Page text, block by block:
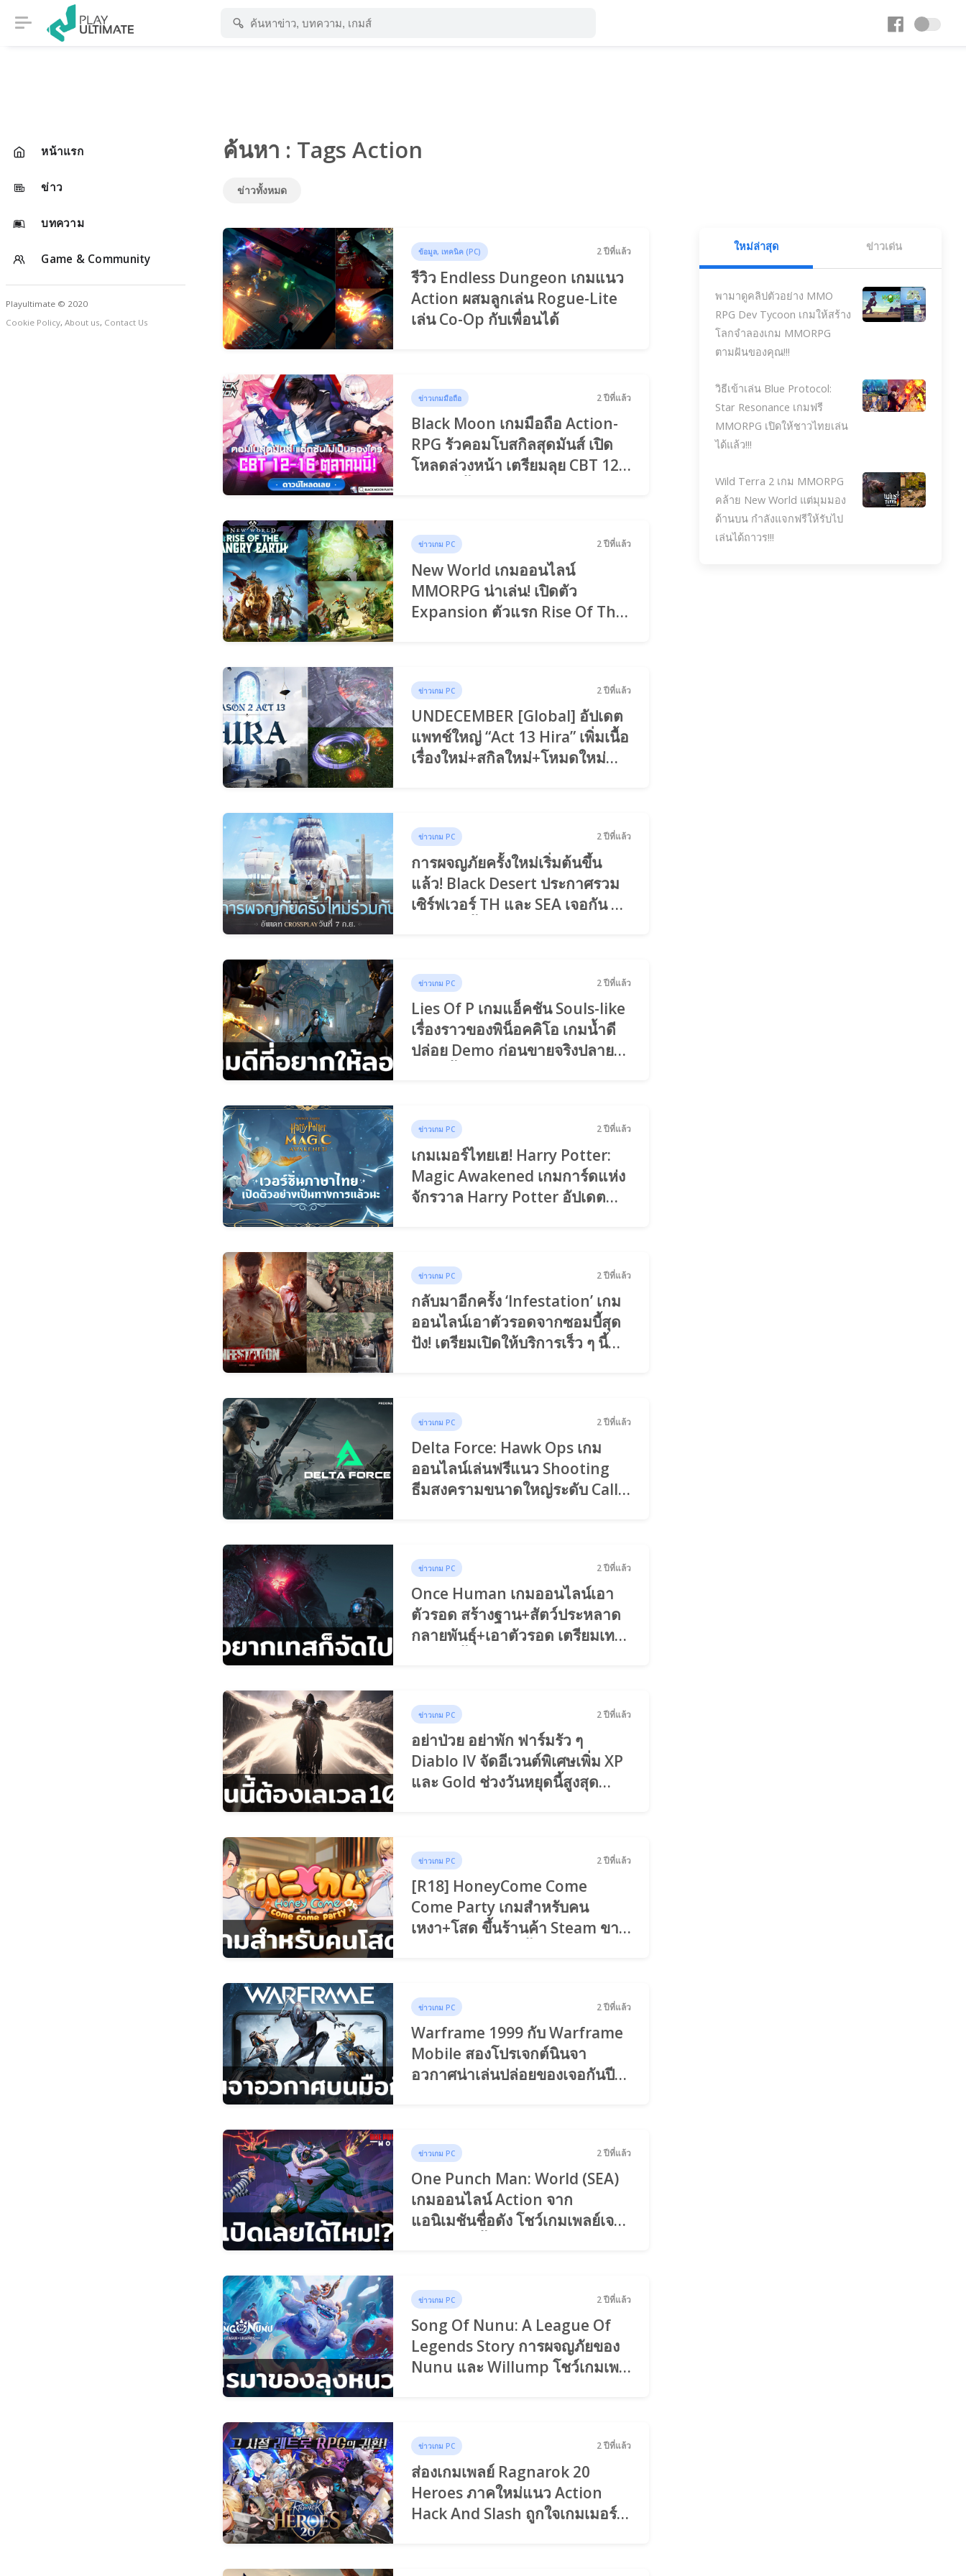
หน้าแรก
ข่าว
บทความ
Game & Community
Playultimate © 2020
Cookie Policy, About us, Contact Us
ค้นหา : Tags Action
ข่าวทั้งหมด
ข้อมูล, เทคนิค (PC) 2 ปีที่แล้ว
รีวิว Endless Dungeon เกมแนว
Action ผสมลูกเล่น Rogue-Lite
เล่น Co-Op กับเพื่อนได้
ข่าวเกมมือถือ 2 ปีที่แล้ว
Black Moon เกมมือถือ Action-
RPG รัวคอมโบสกิลสุดมันส์ เปิด
โหลดล่วงหน้า เตรียมลุย CBT 12 -
ข่าวเกม PC 2 ปีที่แล้ว
New World เกมออนไลน์
MMORPG น่าเล่น! เปิดตัว
Expansion ตัวแรก Rise Of The
ข่าวเกม PC 2 ปีที่แล้ว
UNDECEMBER [Global] อัปเดต
แพทช์ใหญ่ “Act 13 Hira” เพิ่มเนื้อ
เรื่องใหม่+สกิลใหม่+โหมดใหม่
ข่าวเกม PC 2 ปีที่แล้ว
การผจญภัยครั้งใหม่เริ่มต้นขึ้น
แล้ว! Black Desert ประกาศรวม
เซิร์ฟเวอร์ TH และ SEA เจอกัน 7
ข่าวเกม PC 2 ปีที่แล้ว
Lies Of P เกมแอ็คชัน Souls-Iike
เรื่องราวของพิน็อคคิโอ เกมน้ำดี
ปล่อย Demo ก่อนขายจริงปลาย
ข่าวเกม PC 2 ปีที่แล้ว
เกมเมอร์ไทยเฮ! Harry Potter:
Magic Awakened เกมการ์ดแห่ง
จักรวาล Harry Potter อัปเดต
ข่าวเกม PC 2 ปีที่แล้ว
กลับมาอีกครั้ง ‘Infestation’ เกม
ออนไลน์เอาตัวรอดจากซอมบี้สุด
ปัง! เตรียมเปิดให้บริการเร็ว ๆ นี้
ข่าวเกม PC 2 ปีที่แล้ว
Delta Force: Hawk Ops เกม
ออนไลน์เล่นฟรีแนว Shooting
ธีมสงครามขนาดใหญ่ระดับ Call
ข่าวเกม PC 2 ปีที่แล้ว
Once Human เกมออนไลน์เอา
ตัวรอด สร้างฐาน+สัตว์ประหลาด
กลายพันธุ์+เอาตัวรอด เตรียมเทส
ข่าวเกม PC 2 ปีที่แล้ว
อย่าป่วย อย่าพัก ฟาร์มรัว ๆ
Diablo IV จัดอีเวนต์พิเศษเพิ่ม XP
และ Gold ช่วงวันหยุดนี้สูงสุด
ข่าวเกม PC 2 ปีที่แล้ว
[R18] HoneyCome Come
Come Party เกมสำหรับคน
เหงา+โสด ขึ้นร้านค้า Steam ขาย
ข่าวเกม PC 2 ปีที่แล้ว
Warframe 1999 กับ Warframe
Mobile สองโปรเจกต์นินจา
อวกาศน่าเล่นปล่อยของเจอกันปี
ข่าวเกม PC 2 ปีที่แล้ว
One Punch Man: World (SEA)
เกมออนไลน์ Action จาก
แอนิเมชันชื่อดัง โชว์เกมเพลย์เจอ
ข่าวเกม PC 2 ปีที่แล้ว
Song Of Nunu: A League Of
Legends Story การผจญภัยของ
Nunu และ Willump โชว์เกมเพล
ข่าวเกม PC 2 ปีที่แล้ว
ส่องเกมเพลย์ Ragnarok 20
Heroes ภาคใหม่แนว Action
Hack And Slash ถูกใจเกมเมอร์
ใหม่ล่าสุด ข่าวเด่น
พามาดูคลิปตัวอย่าง MMO
RPG Dev Tycoon เกมให้สร้าง
โลกจำลองเกม MMORPG
ตามฝันของคุณ!!!
วิธีเข้าเล่น Blue Protocol:
Star Resonance เกมฟรี
MMORPG เปิดให้ชาวไทยเล่น
ได้แล้ว!!!
Wild Terra 2 เกม MMORPG
คล้าย New World แต่มุมมอง
ด้านบน กำลังแจกฟรีให้รับไป
เล่นได้ถาวร!!!